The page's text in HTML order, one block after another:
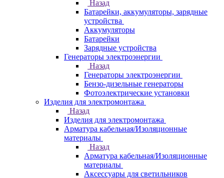
Назад
Батарейки, аккумуляторы, зарядные
устройства
Аккумуляторы
Батарейки
Зарядные устройства
Генераторы электроэнергии
Назад
Генераторы электроэнергии
Бензо-дизельные генераторы
Фотоэлектрические установки
Изделия для электромонтажа
Назад
Изделия для электромонтажа
Арматура кабельная/Изоляционные
материалы
Назад
Арматура кабельная/Изоляционные
материалы
Аксессуары для светильников